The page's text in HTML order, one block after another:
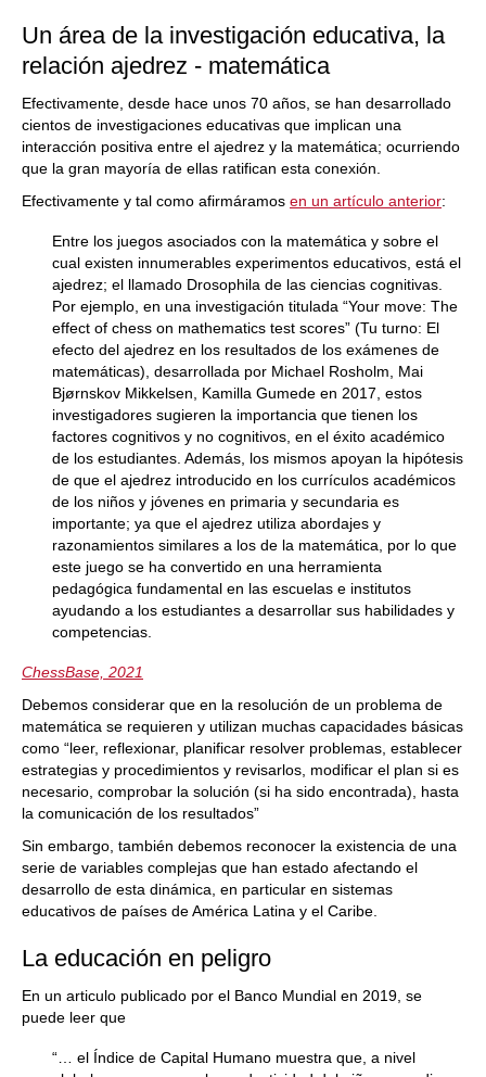
Un área de la investigación educativa, la
relación ajedrez - matemática
Efectivamente, desde hace unos 70 años, se han desarrollado
cientos de investigaciones educativas que implican una
interacción positiva entre el ajedrez y la matemática; ocurriendo
que la gran mayoría de ellas ratifican esta conexión.
Efectivamente y tal como afirmáramos en un artículo anterior:
Entre los juegos asociados con la matemática y sobre el
cual existen innumerables experimentos educativos, está el
ajedrez; el llamado Drosophila de las ciencias cognitivas.
Por ejemplo, en una investigación titulada “Your move: The
effect of chess on mathematics test scores” (Tu turno: El
efecto del ajedrez en los resultados de los exámenes de
matemáticas), desarrollada por Michael Rosholm, Mai
Bjørnskov Mikkelsen, Kamilla Gumede en 2017, estos
investigadores sugieren la importancia que tienen los
factores cognitivos y no cognitivos, en el éxito académico
de los estudiantes. Además, los mismos apoyan la hipótesis
de que el ajedrez introducido en los currículos académicos
de los niños y jóvenes en primaria y secundaria es
importante; ya que el ajedrez utiliza abordajes y
razonamientos similares a los de la matemática, por lo que
este juego se ha convertido en una herramienta
pedagógica fundamental en las escuelas e institutos
ayudando a los estudiantes a desarrollar sus habilidades y
competencias.
ChessBase, 2021
Debemos considerar que en la resolución de un problema de
matemática se requieren y utilizan muchas capacidades básicas
como “leer, reflexionar, planificar resolver problemas, establecer
estrategias y procedimientos y revisarlos, modificar el plan si es
necesario, comprobar la solución (si ha sido encontrada), hasta
la comunicación de los resultados”
Sin embargo, también debemos reconocer la existencia de una
serie de variables complejas que han estado afectando el
desarrollo de esta dinámica, en particular en sistemas
educativos de países de América Latina y el Caribe.
La educación en peligro
En un articulo publicado por el Banco Mundial en 2019, se
puede leer que
“… el Índice de Capital Humano muestra que, a nivel